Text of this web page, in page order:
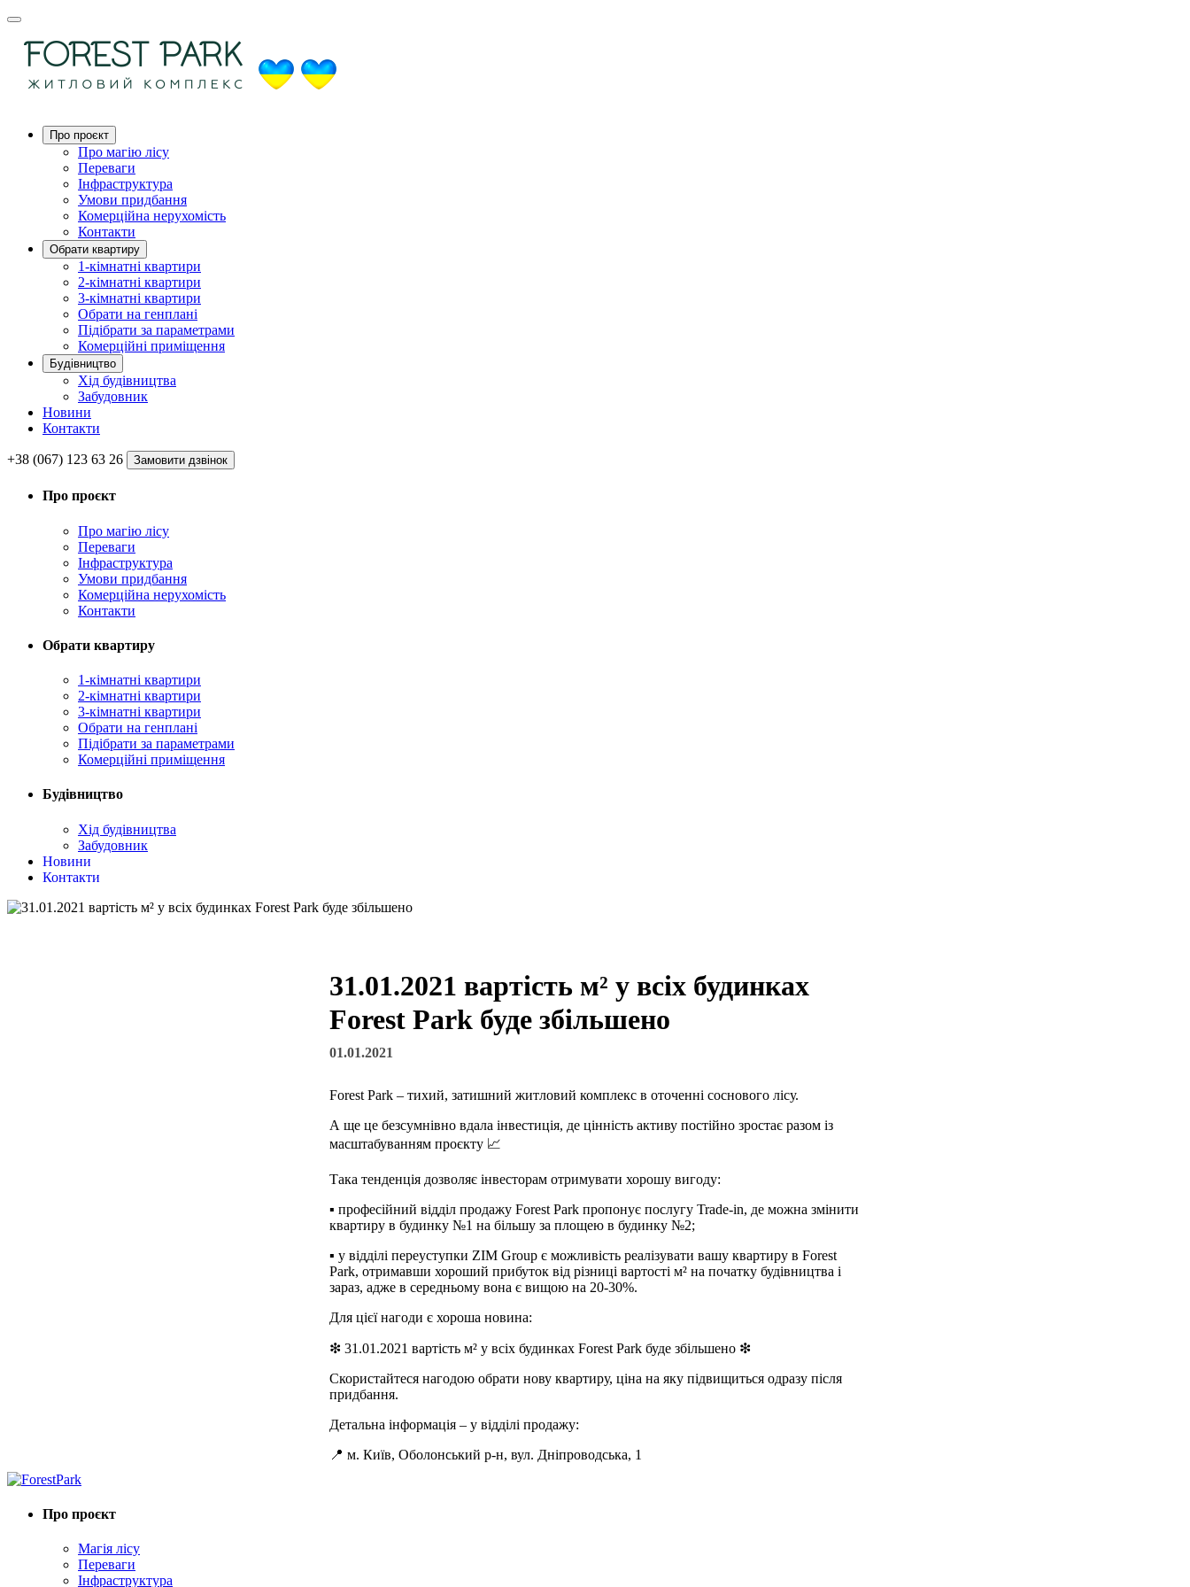
Про проєкт
Про магію ліcу
Переваги
Інфраструктура
Умови придбання
Комерційна нерухомість
Контакти
Обрати квартиру
1-кімнатні квартири
2-кімнатні квартири
3-кімнатні квартири
Обрати на генплані
Підібрати за параметрами
Комерційні приміщення
Будівництво
Хід будівництва
Забудовник
Новини
Контакти
+38 (067) 123 63 26 Замовити дзвінок
Про проєкт
Про магію ліcу
Переваги
Інфраструктура
Умови придбання
Комерційна нерухомість
Контакти
Обрати квартиру
1-кімнатні квартири
2-кімнатні квартири
3-кімнатні квартири
Обрати на генплані
Підібрати за параметрами
Комерційні приміщення
Будівництво
Хід будівництва
Забудовник
Новини
Контакти
31.01.2021 вартість м² у всіх будинках
Forest Park буде збільшено
01.01.2021
Forest Park – тихий, затишний житловий комплекс в оточенні соснового лісу.
А ще це безсумнівно вдала інвестиція, де цінність активу постійно зростає разом із
масштабуванням проєкту 📈
Така тенденція дозволяє інвесторам отримувати хорошу вигоду:
▪ професійний відділ продажу Forest Park пропонує послугу Trade-in, де можна змінити
квартиру в будинку №1 на більшу за площею в будинку №2;
▪ у відділі переуступки ZIM Group є можливість реалізувати вашу квартиру в Forest
Park, отримавши хороший прибуток від різниці вартості м² на початку будівництва і
зараз, адже в середньому вона є вищою на 20-30%.
Для цієї нагоди є хороша новина:
❇ 31.01.2021 вартість м² у всіх будинках Forest Park буде збільшено ❇
Скористайтеся нагодою обрати нову квартиру, ціна на яку підвищиться одразу після
придбання.
Детальна інформація – у відділі продажу:
📍 м. Київ, Оболонський р-н, вул. Дніпроводська, 1
Про проєкт
Магія лісу
Переваги
Інфраструктура